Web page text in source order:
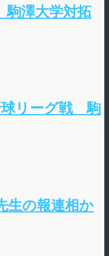
澤大学対拓
リーグ戦 駒
生の報連相か